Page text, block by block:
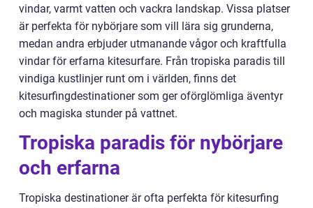
vindar, varmt vatten och vackra landskap. Vissa platser
är perfekta för nybörjare som vill lära sig grunderna,
medan andra erbjuder utmanande vågor och kraftfulla
vindar för erfarna kitesurfare. Från tropiska paradis till
vindiga kustlinjer runt om i världen, finns det
kitesurfingdestinationer som ger oförglömliga äventyr
och magiska stunder på vattnet.
Tropiska paradis för nybörjare
och erfarna
Tropiska destinationer är ofta perfekta för kitesurfing